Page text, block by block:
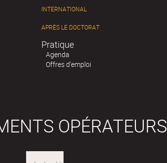
INTERNATIONAL
APRÈS LE DOCTORAT
Pratique
Agenda
Offres d'emploi
OPÉRATEURS